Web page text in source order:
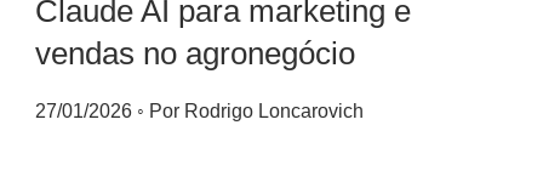
Claude AI para marketing e
vendas no agronegócio
27/01/2026 ◦ Por Rodrigo Loncarovich